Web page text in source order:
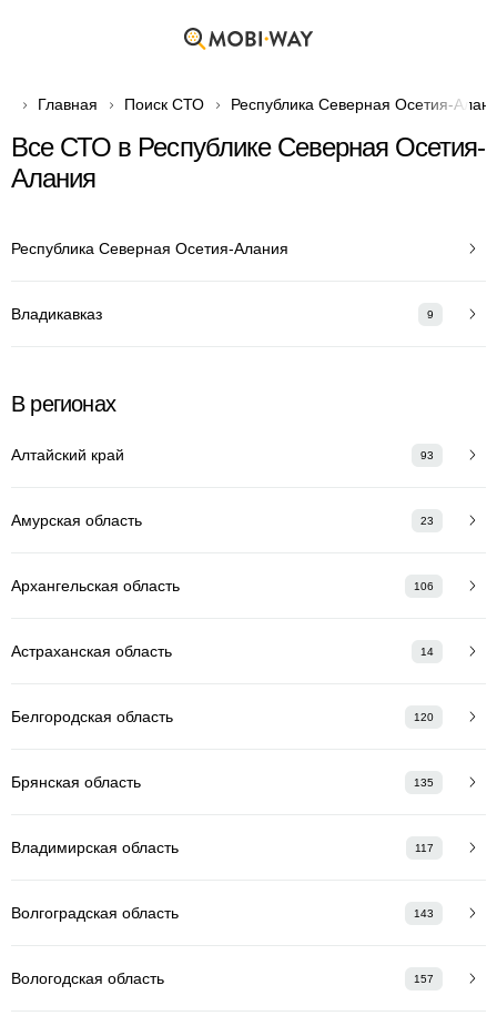
Главная Поиск СТО Республика Северная Осетия-
Все СТО в Республике Северная Осетия-
Алания
Республика Северная Осетия-Алания
Владикавказ 9
В регионах
Алтайский край 93
Амурская область 23
Архангельская область 106
Астраханская область 14
Белгородская область 120
Брянская область 135
Владимирская область 117
Волгоградская область 143
Вологодская область 157